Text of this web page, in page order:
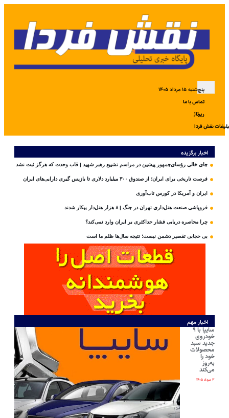
پنج‌شنبه ۱۵ مرداد ۱۴۰۵
تماس با ما
رپرتاژ
نقش فردا
اخبار برگزیده
جای خالی رؤسای‌جمهور پیشین در مراسم تشییع رهبر شهید | قاب وحدت که هرگز ثبت نشد
فرصت تاریخی برای ایران؛ از صندوق ۳۰۰ میلیارد دلاری تا بازپس گیری دارایی‌های ایران
ایران و آمریکا در کورس تاب‌آوری
فروپاشی صنعت هتل‌داری تهران در جنگ | ۸ هزار هتل‌دار بیکار شدند
چرا محاصره دریایی فشار حداکثری بر ایران وارد نمی‌کند؟
بی‌ حجابی تقصیر دشمن نیست؛ نتیجه سال‌ها ظلم ما است
اخبار مهم
سایپا با ۹
خودروی
جدید سبد
محصولات
خود را
به‌روز
می‌کند
۳ مرداد ۱۴۰۵